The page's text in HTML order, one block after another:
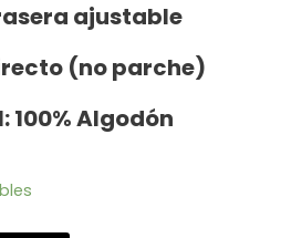
ajustable
(no parche)
Algodón